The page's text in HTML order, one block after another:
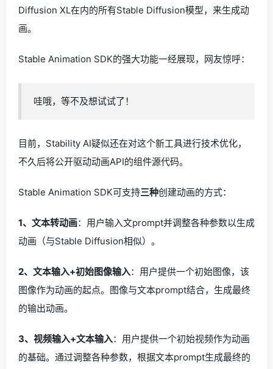
Diffusion XL在内的所有Stable Diffusion模型，来生成动
画。
Stable Animation SDK的强大功能一经展现，网友惊呼：
哇哦，等不及想试试了！
目前，Stability AI疑似还在对这个新工具进行技术优化，
不久后将公开驱动动画API的组件源代码。
Stable Animation SDK可支持三种创建动画的方式：
1、文本转动画：用户输入文prompt并调整各种参数以生成
动画（与Stable Diffusion相似）。
2、文本输入+初始图像输入：用户提供一个初始图像，该
图像作为动画的起点。图像与文本prompt结合，生成最终
的输出动画。
3、视频输入+文本输入：用户提供一个初始视频作为动画
的基础。通过调整各种参数，根据文本prompt生成最终的